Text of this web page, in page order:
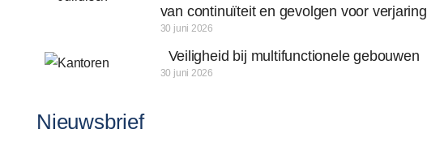
van continuïteit en gevolgen voor verjaring
30 juni 2026
Veiligheid bij multifunctionele gebouwen
30 juni 2026
Nieuwsbrief